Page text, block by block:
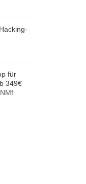
für
349€